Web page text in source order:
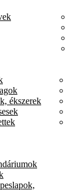
ékszerek